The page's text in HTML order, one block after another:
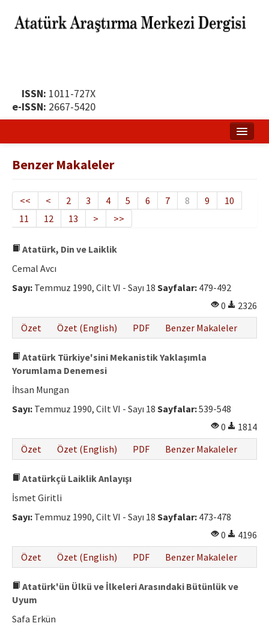
ISSN: 1011-727X
e-ISSN: 2667-5420
Yayın Politikası
Dergi Kurulları
Yayın İlkeleri
Etik İlkeler
Yazar Rehberi
Hakem Rehberi
Benzer Makaleler
<< < 2 3 4 5 6 7 8 9
10
11
12 13 > >>
Atatürk, Din ve Laiklik
Cemal Avcı
Sayı: Temmuz 1990, Cilt VI - Sayı 18 Sayfalar: 479-492
0
2326
Özet
Özet (English) PDF Benzer Makaleler
Atatürk Türkiye'sini Mekanistik Yaklaşımla
Yorumlama Denemesi
İhsan Mungan
Sayı: Temmuz 1990, Cilt VI - Sayı 18 Sayfalar:539-548
0
1814
Özet
Özet (English) PDF Benzer Makaleler
Atatürkçü Laiklik Anlayışı
İsmet Giritli
Sayı: Temmuz 1990, Cilt VI - Sayı 18 Sayfalar: 473-478
0
4196
Özet
Özet (English) PDF Benzer Makaleler
Atatürk'ün Ülkü ve İlkeleri Arasındaki Bütünlük ve
Uyum
Safa Erkün